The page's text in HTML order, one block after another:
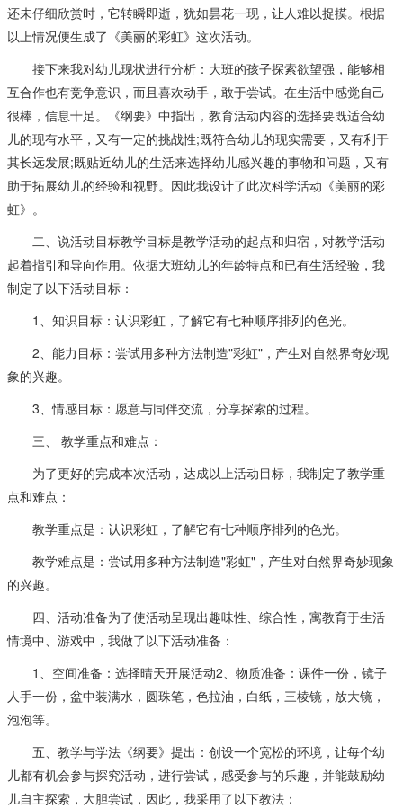
还未仔细欣赏时，它转瞬即逝，犹如昙花一现，让人难以捉摸。根据
以上情况便生成了《美丽的彩虹》这次活动。
接下来我对幼儿现状进行分析：大班的孩子探索欲望强，能够相
互合作也有竞争意识，而且喜欢动手，敢于尝试。在生活中感觉自己
很棒，信息十足。《纲要》中指出，教育活动内容的选择要既适合幼
儿的现有水平，又有一定的挑战性;既符合幼儿的现实需要，又有利于
其长远发展;既贴近幼儿的生活来选择幼儿感兴趣的事物和问题，又有
助于拓展幼儿的经验和视野。因此我设计了此次科学活动《美丽的彩
虹》。
二、说活动目标教学目标是教学活动的起点和归宿，对教学活动
起着指引和导向作用。依据大班幼儿的年龄特点和已有生活经验，我
制定了以下活动目标：
1、知识目标：认识彩虹，了解它有七种顺序排列的色光。
2、能力目标：尝试用多种方法制造"彩虹"，产生对自然界奇妙现
象的兴趣。
3、情感目标：愿意与同伴交流，分享探索的过程。
三、 教学重点和难点：
为了更好的完成本次活动，达成以上活动目标，我制定了教学重
点和难点：
教学重点是：认识彩虹，了解它有七种顺序排列的色光。
教学难点是：尝试用多种方法制造"彩虹"，产生对自然界奇妙现象
的兴趣。
四、活动准备为了使活动呈现出趣味性、综合性，寓教育于生活
情境中、游戏中，我做了以下活动准备：
1、空间准备：选择晴天开展活动2、物质准备：课件一份，镜子
人手一份，盆中装满水，圆珠笔，色拉油，白纸，三棱镜，放大镜，
泡泡等。
五、教学与学法《纲要》提出：创设一个宽松的环境，让每个幼
儿都有机会参与探究活动，进行尝试，感受参与的乐趣，并能鼓励幼
儿自主探索，大胆尝试，因此，我采用了以下教法：